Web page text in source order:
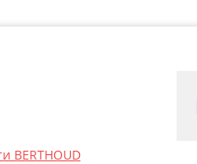
BERTHOUD